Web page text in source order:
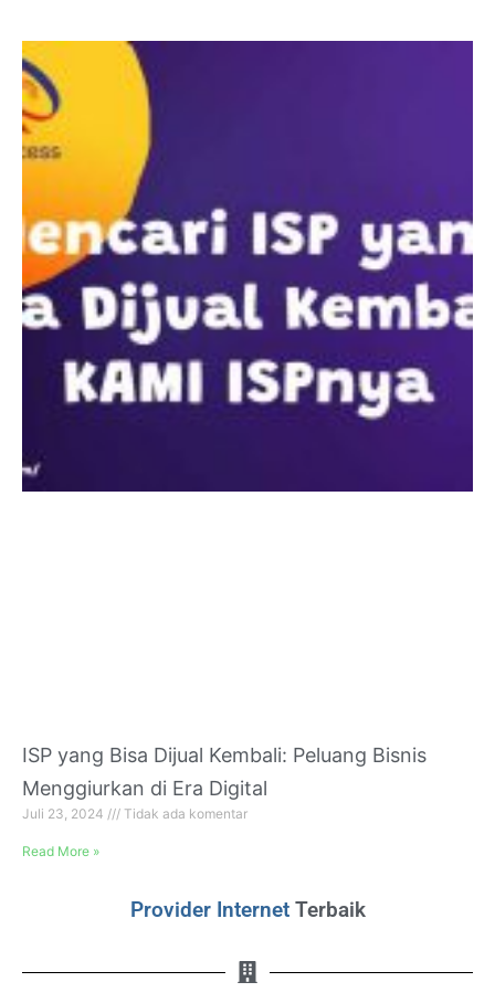
ISP yang Bisa Dijual Kembali: Peluang Bisnis
Menggiurkan di Era Digital
Juli 23, 2024 Tidak ada komentar
Read More »
Provider Internet Terbaik